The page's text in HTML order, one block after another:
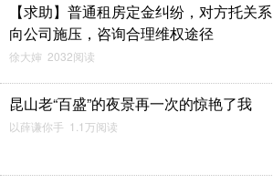
【求助】普通租房定金纠纷，对方托关系
向公司施压，咨询合理维权途径
徐大婶 2032阅读
昆山老“百盛”的夜景再一次的惊艳了我
以薛谦你手 1.1万阅读